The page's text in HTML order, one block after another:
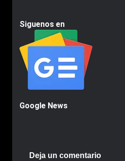
Siguenos en
Google News
Deja un comentario